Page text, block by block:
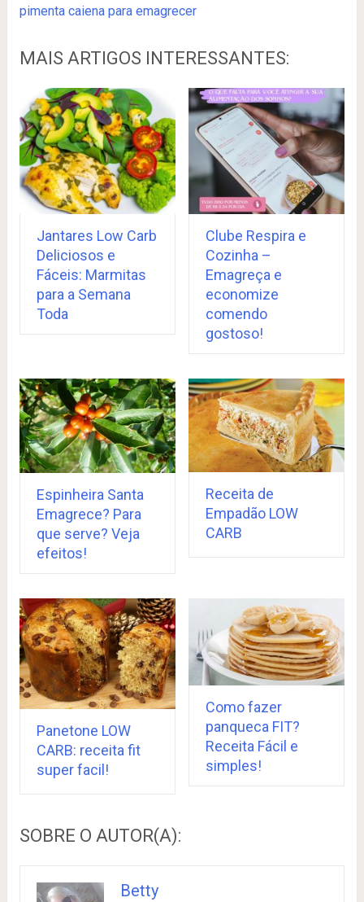
pimenta caiena para emagrecer
MAIS ARTIGOS INTERESSANTES:
Jantares Low Carb
Deliciosos e
Fáceis: Marmitas
para a Semana
Toda
Clube Respira e
Cozinha –
Emagreça e
economize
comendo
gostoso!
Espinheira Santa
Emagrece? Para
que serve? Veja
efeitos!
Receita de
Empadão LOW
CARB
Panetone LOW
CARB: receita fit
super facil!
Como fazer
panqueca FIT?
Receita Fácil e
simples!
SOBRE O AUTOR(A):
Betty